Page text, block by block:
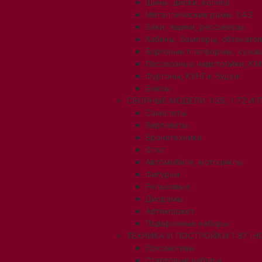
Шины, диски, колеса
Металлические рамы 1:43
Баки, ящики, рессиверы
Кабины, бамперы,
Бортовые платформы,
Лесовозные надстройки,
Фургоны, КУНГи, будки
Боксы
СБОРНЫЕ МОДЕЛИ 1:35, 1:72 И
Самолеты
Вертолеты
Бронетехника
Флот
Автомобили, мотоциклы
Фигурки
Рельсовые
Диорамы
Афтемаркет
Подарочные наборы
ТЕХНИКА И ПОСТРОЙКИ 1:87
Локомотивы
Стартовые наборы